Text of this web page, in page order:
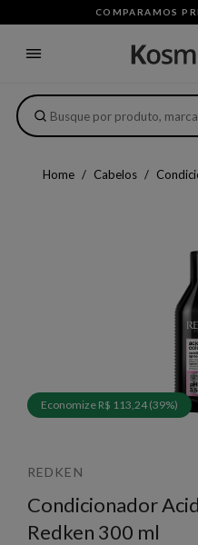
COMPARAMOS
Home Cabelos
Economize R$ 113,24 (39%)
REDKEN
Condicionador
Redken 300 ml